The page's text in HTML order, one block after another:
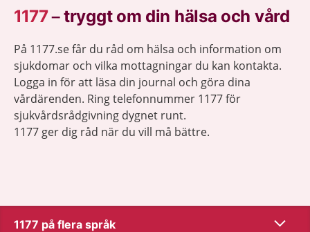
1177–tryggt om din hälsa och vård
På 1177.se får du råd om hälsa och information om
sjukdomar och vilka mottagningar du kan kontakta.
Logga in för att läsa din journal och göra dina
vårdärenden. Ring telefonnummer 1177 för
sjukvårdsrådgivning dygnet runt.
1177 ger dig råd när du vill må bättre.
1177 på flera språk Visa